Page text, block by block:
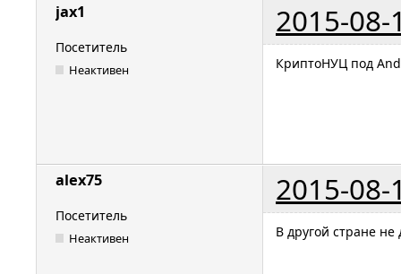
jax1 2015-08-
Посетитель
Неактивен КриптоНУЦ под
alex75 2015-08-
Посетитель
Неактивен В другой стране